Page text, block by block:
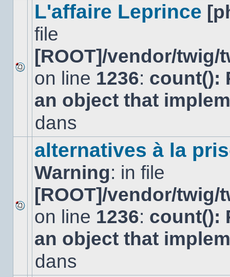
Aucun
nouveau
message
non-
dans
L'affaire Leprince
file
[ROOT]/vendor/
on line 1236: count():
an object that
dans
Aucun
nouveau
message
non-
dans
alternatives à la
Warning: in file
[ROOT]/vendor/
on line 1236: count():
an object that
dans